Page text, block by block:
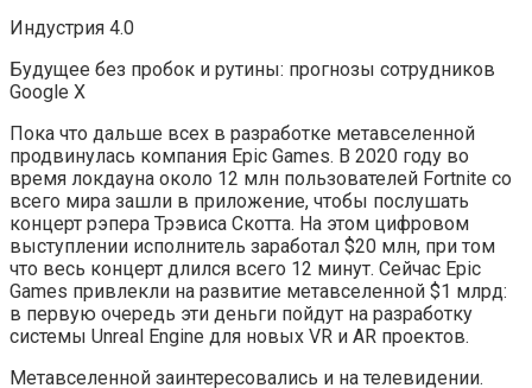
Индустрия 4.0
Будущее без пробок и рутины‎: прогнозы сотрудников
Google X
Пока что дальше всех в разработке метавселенной
продвинулась компания Epic Games. В 2020 году во
время локдауна около 12 млн пользователей Fortnite со
всего мира зашли в приложение, чтобы послушать
концерт рэпера Трэвиса Скотта. На этом цифровом
выступлении исполнитель заработал $20 млн, при том
что весь концерт длился всего 12 минут. Сейчас Epic
Games привлекли на развитие метавселенной $1 млрд:
в первую очередь эти деньги пойдут на разработку
системы Unreal Engine для новых VR и AR проектов.
Метавселенной заинтересовались и на телевидении.